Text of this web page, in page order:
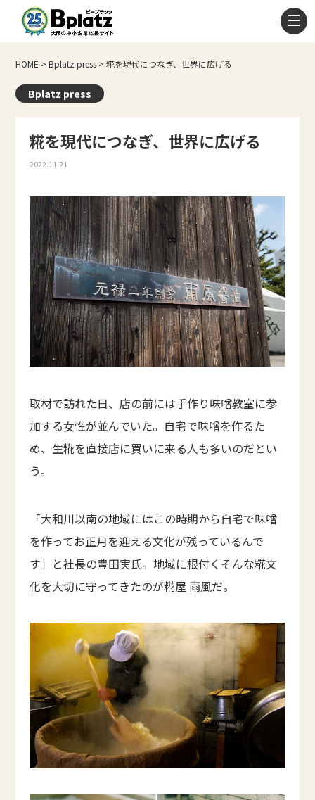
HOME >Bplatz press >糀を現代につなぎ、世界に広げる
Bplatz press
糀を現代につなぎ、世界に広げる
2022.11.21
取材で訪れた日、店の前には手作り味噌教室に参
加する女性が並んでいた。自宅で味噌を作るた
め、生糀を直接店に買いに来る人も多いのだとい
う。
「大和川以南の地域にはこの時期から自宅で味噌
を作ってお正月を迎える文化が残っているんで
す」と社長の豊田実氏。地域に根付くそんな糀文
化を大切に守ってきたのが糀屋 雨風だ。